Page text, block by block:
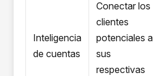
Inteligencia
de cuentas
Conectar los
clientes
potenciales a
sus
respectivas